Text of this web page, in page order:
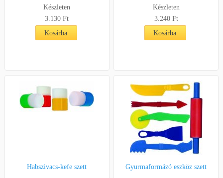
Készleten
3.130Ft
Kosárba
Készleten
3.240 Ft
Kosárba
Habszivacs-kefe szett Gyurmaformázó eszköz szett